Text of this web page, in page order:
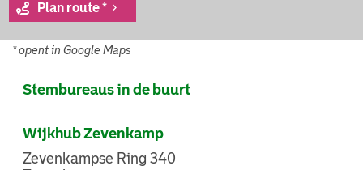
Plan route *
* opent in Google Maps
Stembureaus in de buurt
Wijkhub Zevenkamp
Zevenkampse Ring 340